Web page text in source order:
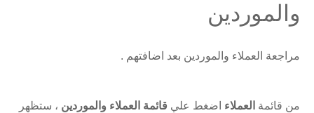
والموردين
مراجعة العملاء والموردين بعد اضافتهم .
من قائمة العملاء اضغط علي قائمة العملاء والموردين ، ستظهر